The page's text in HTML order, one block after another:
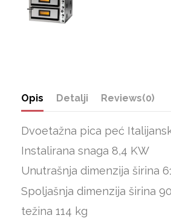
Opis Detalji Reviews(0)
Dvoetažna pica peć
Instalirana snaga 8,4 KW
Unutrašnja dimenzija širina
Spoljašnja dimenzija širina
težina 114 kg